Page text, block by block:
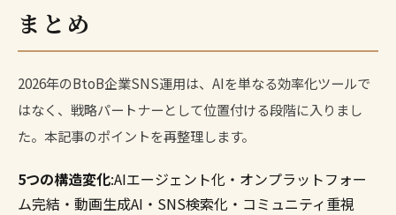
まとめ
2026年のBtoB企業SNS運用は、AIを単なる効率化ツールで
はなく、戦略パートナーとして位置付ける段階に入りまし
た。本記事のポイントを再整理します。
5つの構造変化:AIエージェント化・オンプラットフォー
ム完結・動画生成AI・SNS検索化・コミュニティ重視